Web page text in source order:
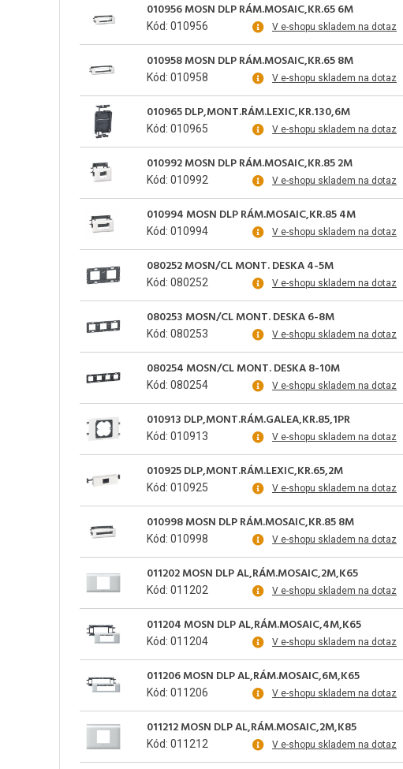
010956 MOSN DLP RÁM.MOSAIC,KR.65 6M
Kód: 010956 V e-shopu skladem na dotaz
010958 MOSN DLP RÁM.MOSAIC,KR.65 8M
Kód: 010958 V e-shopu skladem na dotaz
010965 DLP,MONT.RÁM.LEXIC,KR.130,6M
Kód: 010965 V e-shopu skladem na dotaz
010992 MOSN DLP RÁM.MOSAIC,KR.85 2M
Kód: 010992 V e-shopu skladem na dotaz
010994 MOSN DLP RÁM.MOSAIC,KR.85 4M
Kód: 010994 V e-shopu skladem na dotaz
080252 MOSN/CL MONT. DESKA 4-5M
Kód: 080252 V e-shopu skladem na dotaz
080253 MOSN/CL MONT. DESKA 6-8M
Kód: 080253 V e-shopu skladem na dotaz
080254 MOSN/CL MONT. DESKA 8-10M
Kód: 080254 V e-shopu skladem na dotaz
010913 DLP,MONT.RÁM.GALEA,KR.85,1PR
Kód: 010913 V e-shopu skladem na dotaz
010925 DLP,MONT.RÁM.LEXIC,KR.65,2M
Kód: 010925 V e-shopu skladem na dotaz
010998 MOSN DLP RÁM.MOSAIC,KR.85 8M
Kód: 010998 V e-shopu skladem na dotaz
011202 MOSN DLP AL,RÁM.MOSAIC,2M,K65
Kód: 011202 V e-shopu skladem na dotaz
011204 MOSN DLP AL,RÁM.MOSAIC,4M,K65
Kód: 011204 V e-shopu skladem na dotaz
011206 MOSN DLP AL,RÁM.MOSAIC,6M,K65
Kód: 011206 V e-shopu skladem na dotaz
011212 MOSN DLP AL,RÁM.MOSAIC,2M,K85
Kód: 011212 V e-shopu skladem na dotaz